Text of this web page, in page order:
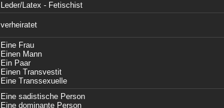
Leder/Latex - Fetischist
verheiratet
Eine Frau
Einen Mann
Ein Paar
Einen Transvestit
Eine Transsexuelle
Eine sadistische Person
Eine dominante Person